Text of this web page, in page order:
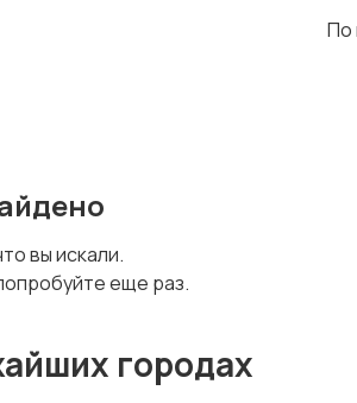
По
вы искали.
еще раз.
городах